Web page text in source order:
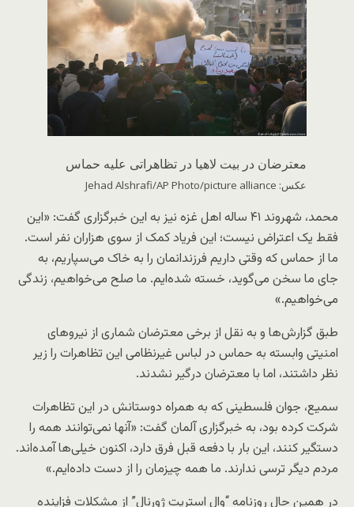
معترضان در بیت لاهیا در تظاهراتی علیه حماس
عکس: Jehad Alshrafi/AP Photo/picture alliance
محمد، شهروند ۴۱ ساله اهل غزه نیز به این خبرگزاری گفت: «این
فقط یک اعتراض نیست؛ این فریاد کمک از سوی هزاران نفر است.
ما از حماس که وقتی داریم فرزندانمان را به خاک می‌سپاریم، به
جای ما سخن می‌گوید، خسته شده‌ایم. ما صلح می‌خواهیم، زندگی
می‌خواهیم.»
طبق گزارش‌ها و به نقل از برخی معترضان شماری از نیروهای
امنیتی وابسته به حماس در لباس غیرنظامی این تظاهرات را زیر
نظر داشتند، اما با معترضان درگیر نشدند.
سمیع، جوان فلسطینی که به همراه دوستانش در این تظاهرات
شرکت کرده بود، به خبرگزاری آلمان گفت: «آنها نمی‌توانند همه را
دستگیر کنند، این بار با دفعه قبل فرق دارد، اکنون خیلی‌ها آمده‌اند.
مردم دیگر ترسی ندارند. ما همه چیزمان را از دست داده‌ایم.»
در همین حال روزنامه “وال استریت ژورنال” از مشکلات فزاینده